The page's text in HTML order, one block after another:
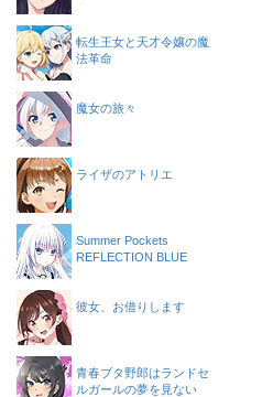
転生王女と天才令嬢の魔
法革命
魔女の旅々
ライザのアトリエ
Summer Pockets
REFLECTION BLUE
彼女、お借りします
青春ブタ野郎はランドセ
ルガールの夢を見ない